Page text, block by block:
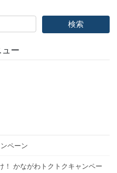
ー
ペーン
！ かながわトクトクキャンペー